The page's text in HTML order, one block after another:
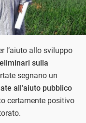
l’aiuto allo sviluppo
sulla
segnano un
all’aiuto pubblico
certamente positivo